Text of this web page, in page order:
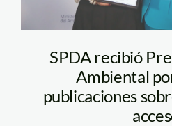
SPDA recibió
Ambiental
publicaciones